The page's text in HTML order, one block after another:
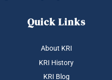
Quick Links
About KRI
KRI History
KRI Blog